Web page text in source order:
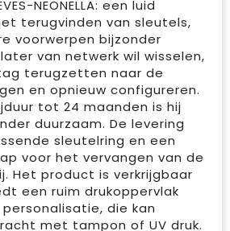
NEONELLA: een luid
terugvinden van sleutels,
voorwerpen bijzonder
van netwerk wil wisselen,
terugzetten naar de
en opnieuw configureren.
tot 24 maanden is hij
duurzaam. De levering
sleutelring en een
voor het vervangen van de
Het product is verkrijgbaar
een ruim drukoppervlak
die kan
met tampon of UV druk.